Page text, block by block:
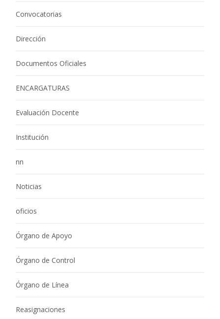
Convocatorias
Dirección
Documentos Oficiales
ENCARGATURAS
Evaluación Docente
Institución
nn
Noticias
oficios
Órgano de Apoyo
Órgano de Control
Órgano de Línea
Reasignaciones